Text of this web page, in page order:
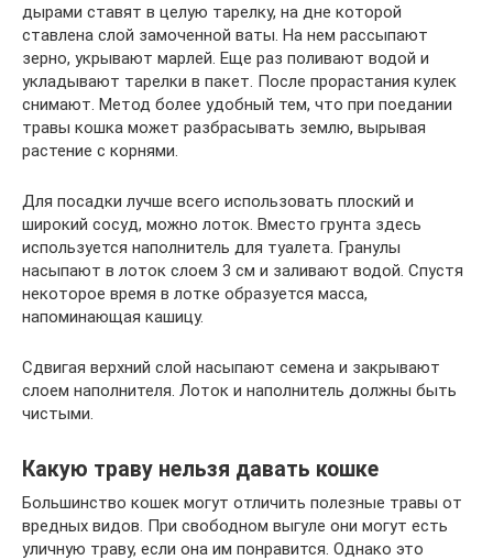
дырами ставят в целую тарелку, на дне которой
ставлена слой замоченной ваты. На нем рассыпают
зерно, укрывают марлей. Еще раз поливают водой и
укладывают тарелки в пакет. После прорастания кулек
снимают. Метод более удобный тем, что при поедании
травы кошка может разбрасывать землю, вырывая
растение с корнями.
Для посадки лучше всего использовать плоский и
широкий сосуд, можно лоток. Вместо грунта здесь
используется наполнитель для туалета. Гранулы
насыпают в лоток слоем 3 см и заливают водой. Спустя
некоторое время в лотке образуется масса,
напоминающая кашицу.
Сдвигая верхний слой насыпают семена и закрывают
слоем наполнителя. Лоток и наполнитель должны быть
чистыми.
Какую траву нельзя давать кошке
Большинство кошек могут отличить полезные травы от
вредных видов. При свободном выгуле они могут есть
уличную траву, если она им понравится. Однако это